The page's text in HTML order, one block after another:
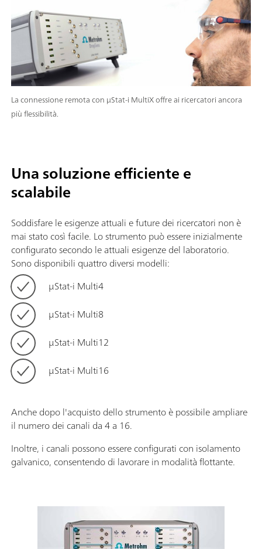
La connessione remota con μStat-i MultiX offre ai ricercatori ancora
più flessibilità.
Una soluzione efficiente e
scalabile
Soddisfare le esigenze attuali e future dei ricercatori non è
mai stato così facile. Lo strumento può essere inizialmente
configurato secondo le attuali esigenze del laboratorio.
Sono disponibili quattro diversi modelli:
μStat-i Multi4
μStat-i Multi8
μStat-i Multi12
μStat-i Multi16
Anche dopo l'acquisto dello strumento è possibile ampliare
il numero dei canali da 4 a 16.
Inoltre, i canali possono essere configurati con isolamento
galvanico, consentendo di lavorare in modalità flottante.